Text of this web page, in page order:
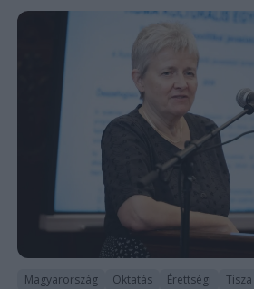
Magyarország Oktatás Érettségi